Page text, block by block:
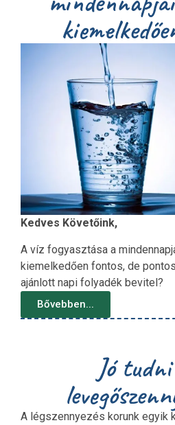
Kedves Követőink,
A víz fogyasztása a
kiemelkedően fontos, de
ajánlott napi folyadék bevitel?
Bővebben...
Jó
A légszennyezés korunk egyik